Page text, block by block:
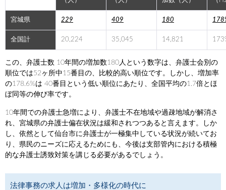
宮城県 229 409 180
全国計 20,224 35,045 14,821
この、弁護士数 10年間の増加数180人という数字は、弁護士会別の
順位では52ヶ所中15番目の、比較的高い順位です。しかし、増加率
の178.6%は 40番目という低い順位にあたり、全国平均の1.7倍とほ
ぼ同等の伸び率です。
10年間での弁護士急増により、弁護士不在地域や過疎地域が解消さ
れ、宮城県の弁護士偏在状況は緩和されつつあると言えます。しか
し、依然として仙台市に弁護士が一極集中している状況が続いてお
り、県民のニーズに応えるためにも、今後は支部管内における積極
的な弁護士誘致対策を講じる必要があるでしょう。
法律事務の求人は増加・多様化の時代に